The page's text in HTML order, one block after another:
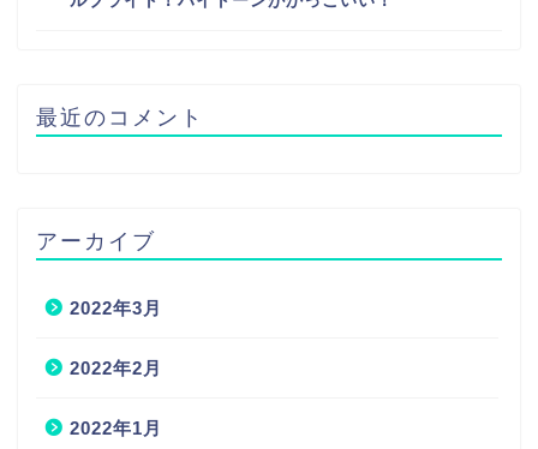
最近のコメント
アーカイブ
2022年3月
2022年2月
2022年1月